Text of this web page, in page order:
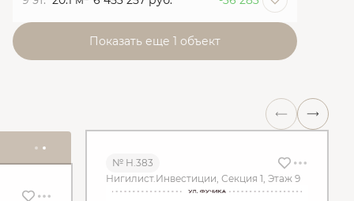
Показать еще 1 объект
№ Н.383
Нигилист.Инвестиции, Секция 1, Этаж 9